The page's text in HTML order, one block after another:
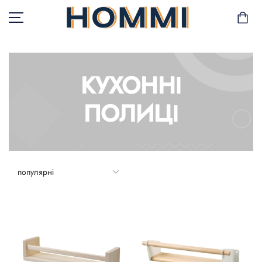
ГОРЩИКИ І РОСЛИНИ
КУХОННІ
ПОЛИЦІ